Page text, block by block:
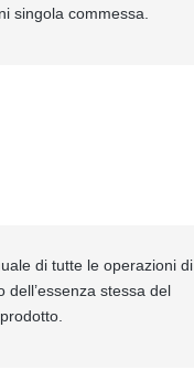
singola commessa.
di tutte le operazioni di
stessa del